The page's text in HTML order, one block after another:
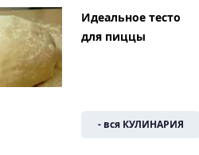
Идеальное тесто
для пиццы
- вся КУЛИНАРИЯ